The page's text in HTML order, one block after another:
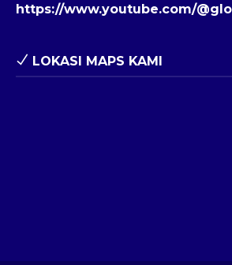
https://www.youtube.com/
LOKASI MAPS KAMI